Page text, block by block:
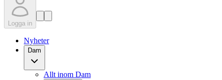
Logga in
Nyheter
Dam
Allt inom Dam